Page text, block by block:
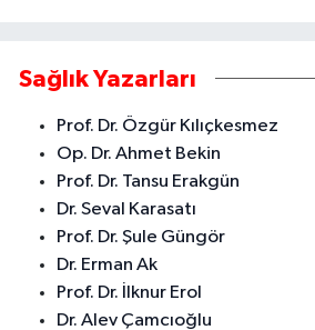
Sağlık Yazarları
Prof. Dr. Özgür Kılıçkesmez
Op. Dr. Ahmet Bekin
Prof. Dr. Tansu Erakgün
Dr. Seval Karasatı
Prof. Dr. Şule Güngör
Dr. Erman Ak
Prof. Dr. İlknur Erol
Dr. Alev Çamcıoğlu